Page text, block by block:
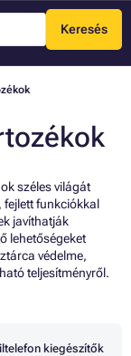
Keresés
Menü
széles világát
fejlett funkciókkal
javíthatják
lehetőségeket
védelme,
teljesítményről.
kiegészítők